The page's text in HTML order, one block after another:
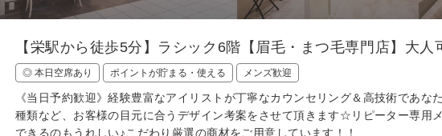
【栄駅から徒歩5分】ラシック6階【眉毛・まつ毛専門店】大
◎ 本日空席あり ポイントが貯まる・使える メンズ歓迎
《当日予約歓迎》経験豊富なアイリストが丁寧なカウンセリング＆高技術であ
種類など、お客様の目元に合うデザイン考案をさせて頂きます☆リピーター専用
できるのもうれしい♪こだわり厳選の商材をご用意しています！！